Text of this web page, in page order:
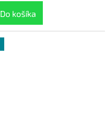
Do košíka